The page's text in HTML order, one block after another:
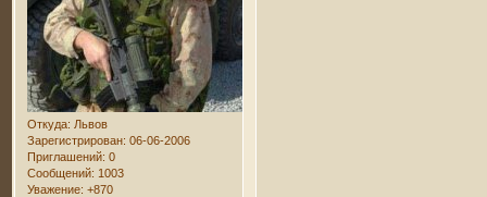
Откуда: Львов
Зарегистрирован: 06-06-2006
Приглашений: 0
Сообщений: 1003
Уважение: +870